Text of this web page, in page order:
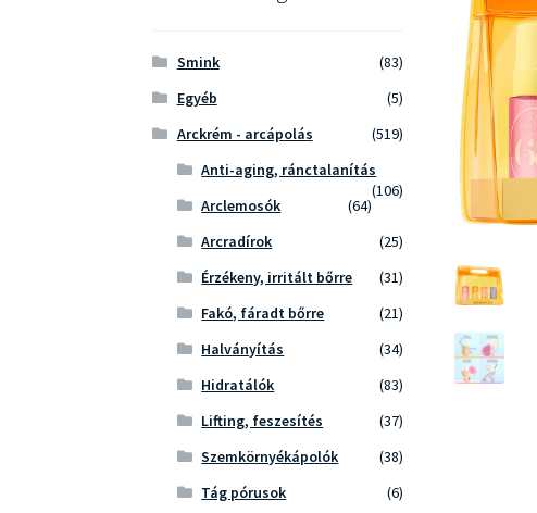
Smink
(83)
Egyéb
(5)
Arckrém - arcápolás
(519)
Anti-aging, ránctalanítás
(106)
Arclemosók
(64)
Arcradírok
(25)
Érzékeny, irritált bőrre
(31)
Fakó, fáradt bőrre
(21)
Halványítás
(34)
Hidratálók
(83)
Lifting, feszesítés
(37)
Szemkörnyékápolók
(38)
Tág pórusok
(6)